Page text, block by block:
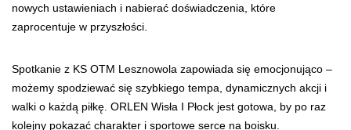
nowych ustawieniach i nabierać doświadczenia, które
zaprocentuje w przyszłości.
Spotkanie z KS OTM Lesznowola zapowiada się emocjonująco –
możemy spodziewać się szybkiego tempa, dynamicznych akcji i
walki o każdą piłkę. ORLEN Wisła I Płock jest gotowa, by po raz
kolejny pokazać charakter i sportowe serce na boisku.